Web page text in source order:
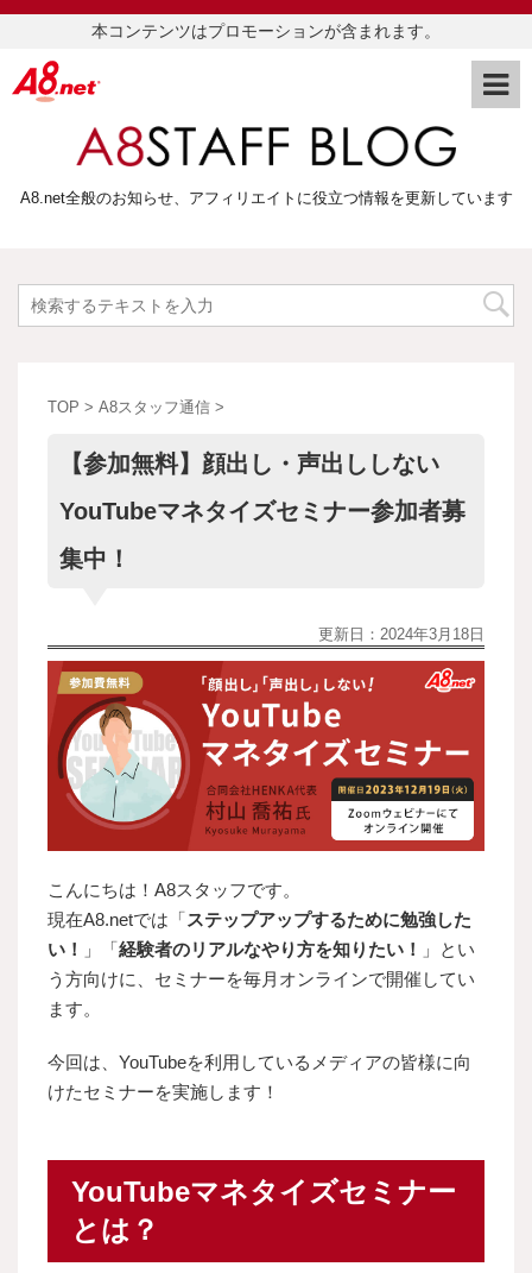
本コンテンツはプロモーションが含まれます。
A8.net全般のお知らせ、アフィリエイトに役立つ情報を更新しています
TOP > A8スタッフ通信 >
【参加無料】顔出し・声出ししない
YouTubeマネタイズセミナー参加者募
集中！
更新日： 2024年3月18日
こんにちは！A8スタッフです。
現在A8.netでは「ステップアップするために勉強した
い！
」「経験者のリアルなやり方を知りたい！
」とい
う方向けに、セミナーを毎月オンラインで開催してい
ます。
今回は、YouTubeを利用しているメディアの皆様に向
けたセミナーを実施します！
YouTubeマネタイズセミナー
とは？